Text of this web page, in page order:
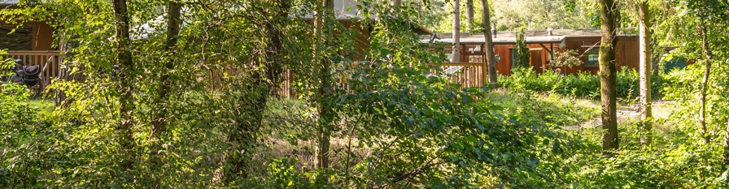
Exclusieve voordelen
Persoonlijk contact
alle voordelen